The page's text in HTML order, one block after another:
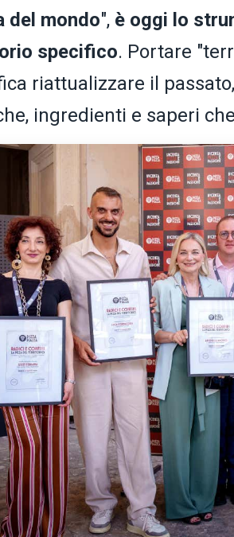
del mondo", è oggi lo
specifico. Portare
riattualizzare il
ingredienti e saperi